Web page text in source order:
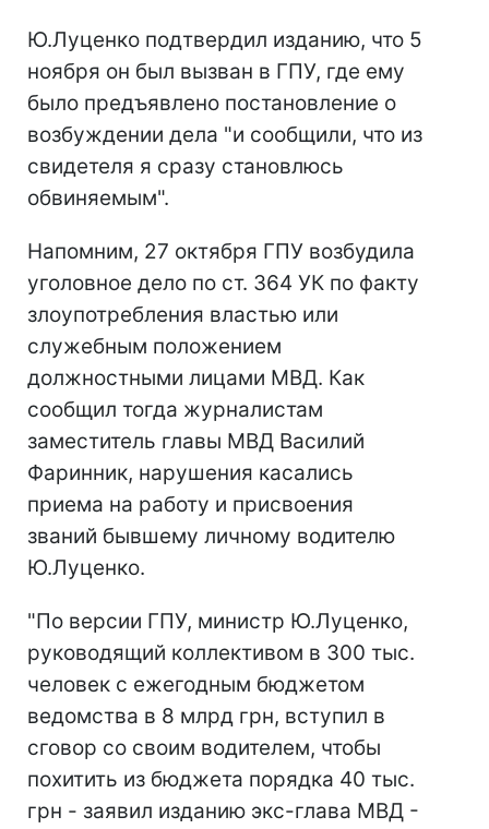
Ю.Луценко подтвердил изданию, что 5
ноября он был вызван в ГПУ, где ему
было предъявлено постановление о
возбуждении дела "и сообщили, что из
свидетеля я сразу становлюсь
обвиняемым".
Напомним, 27 октября ГПУ возбудила
уголовное дело по ст. 364 УК по факту
злоупотребления властью или
служебным положением
должностными лицами МВД. Как
сообщил тогда журналистам
заместитель главы МВД Василий
Фаринник, нарушения касались
приема на работу и присвоения
званий бывшему личному водителю
Ю.Луценко.
"По версии ГПУ, министр Ю.Луценко,
руководящий коллективом в 300 тыс.
человек с ежегодным бюджетом
ведомства в 8 млрд грн, вступил в
сговор со своим водителем, чтобы
похитить из бюджета порядка 40 тыс.
грн - заявил изданию экс-глава МВД -